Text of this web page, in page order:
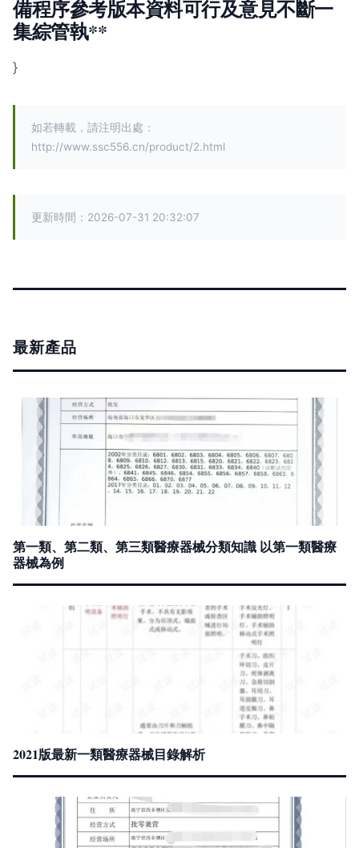
備程序參考版本資料可行及意見不斷一
集綜管執**
}
如若轉載，請注明出處：
http://www.ssc556.cn/product/2.html
更新時間：2026-07-31 20:32:07
最新產品
第一類、第二類、第三類醫療器械分類知識 以第一類醫療
器械為例
2021版最新一類醫療器械目錄解析